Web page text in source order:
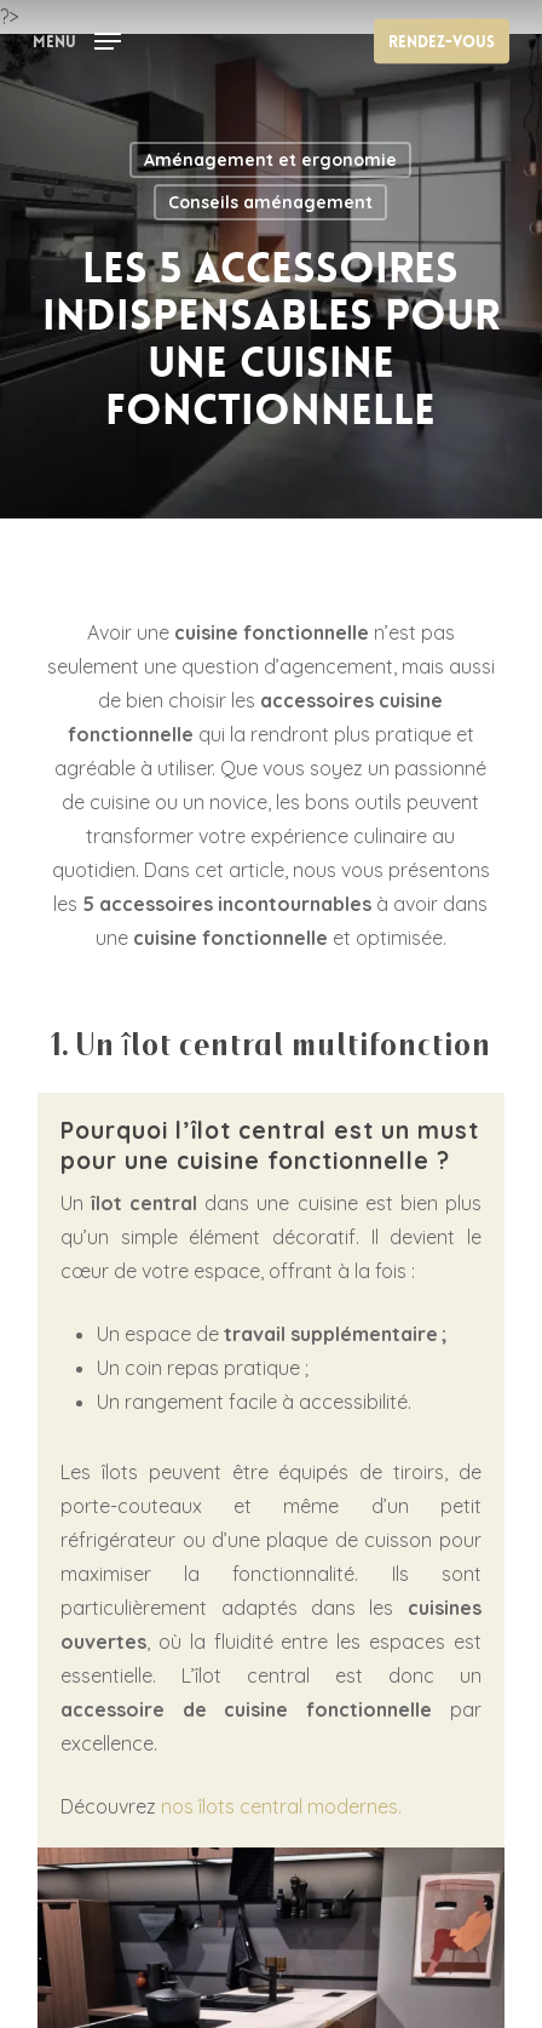
?>
Skip
to
main
Rendez-vous
Menu
Aménagement et ergonomie
Conseils aménagement
Les 5 accessoires
indispensables pour
une cuisine
fonctionnelle
Avoir une cuisine fonctionnelle n’est pas
seulement une question d’agencement, mais aussi
de bien choisir les accessoires cuisine
fonctionnelle qui la rendront plus pratique et
agréable à utiliser. Que vous soyez un passionné
de cuisine ou un novice, les bons outils peuvent
transformer votre expérience culinaire au
quotidien. Dans cet article, nous vous présentons
les 5 accessoires incontournables à avoir dans
une cuisine fonctionnelle et optimisée.
1. Un îlot central multifonction
Pourquoi l’îlot central est un must
pour une cuisine fonctionnelle ?
Unîlot central dans une cuisine est bien plus
qu’un simple élément décoratif. Il devient le
cœur de votre espace, offrant à la fois :
Un espace detravail supplémentaire ;
Un coin repas pratique ;
Un rangement facile à accessibilité.
Les îlots peuvent être équipés de tiroirs, de
porte-couteaux et même d’un petit
réfrigérateur ou d’une plaque de cuisson pour
maximiser la fonctionnalité. Ils sont
particulièrement adaptés dans les cuisines
ouvertes, où la fluidité entre les espaces est
essentielle. L’îlot central est donc un
accessoire de cuisine fonctionnelle par
excellence.
Découvrez nos îlots central modernes.